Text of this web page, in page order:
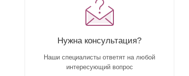
Нужна консультация?
Наши специалисты ответят на любой
интересующий вопрос